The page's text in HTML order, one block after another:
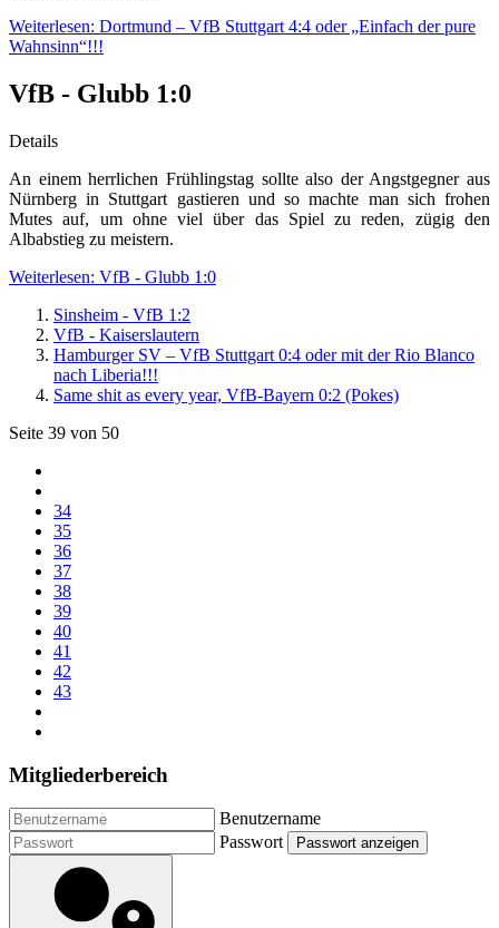
Weiterlesen: Dortmund – VfB Stuttgart 4:4 oder „Einfach der pure
Wahnsinn“!!!
VfB - Glubb 1:0
Details
An einem herrlichen Frühlingstag sollte also der Angstgegner aus
Nürnberg in Stuttgart gastieren und so machte man sich frohen
Mutes auf, um ohne viel über das Spiel zu reden, zügig den
Albabstieg zu meistern.
Weiterlesen: VfB - Glubb 1:0
Sinsheim - VfB 1:2
VfB - Kaiserslautern
Hamburger SV – VfB Stuttgart 0:4 oder mit der Rio Blanco
nach Liberia!!!
Same shit as every year, VfB-Bayern 0:2 (Pokes)
Seite 39 von 50
34
35
36
37
38
39
40
41
42
43
Mitgliederbereich
Benutzername
Passwort
Passwort anzeigen